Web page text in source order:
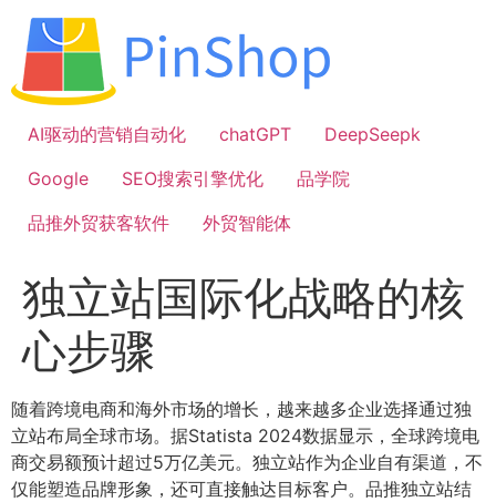
容
AI驱动的营销自动化
chatGPT
DeepSeepk
Google
SEO搜索引擎优化
品学院
品推外贸获客软件
外贸智能体
独立站国际化战略的核
心步骤
随着跨境电商和海外市场的增长，越来越多企业选择通过独
立站布局全球市场。据Statista 2024数据显示，全球跨境电
商交易额预计超过5万亿美元。独立站作为企业自有渠道，不
仅能塑造品牌形象，还可直接触达目标客户。品推独立站结